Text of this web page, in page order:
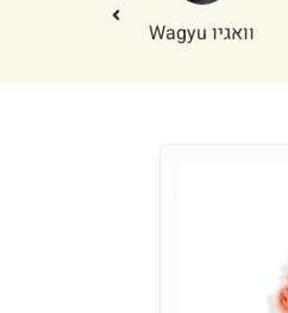
וואגיו Wagyu